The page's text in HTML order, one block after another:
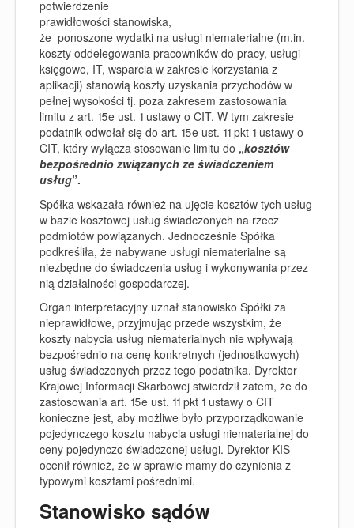
potwierdzenie
prawidłowości stanowiska,
że ponoszone wydatki na usługi niematerialne (m.in.
koszty oddelegowania pracowników do pracy, usługi
księgowe, IT, wsparcia w zakresie korzystania z
aplikacji) stanowią koszty uzyskania przychodów w
pełnej wysokości tj. poza zakresem zastosowania
limitu z art. 15e ust. 1 ustawy o CIT. W tym zakresie
podatnik odwołał się do art. 15e ust. 11 pkt 1 ustawy o
CIT, który wyłącza stosowanie limitu do „kosztów
bezpośrednio związanych ze świadczeniem
usług”.
Spółka wskazała również na ujęcie kosztów tych usług
w bazie kosztowej usług świadczonych na rzecz
podmiotów powiązanych. Jednocześnie Spółka
podkreśliła, że nabywane usługi niematerialne są
niezbędne do świadczenia usług i wykonywania przez
nią działalności gospodarczej.
Organ interpretacyjny uznał stanowisko Spółki za
nieprawidłowe, przyjmując przede wszystkim, że
koszty nabycia usług niematerialnych nie wpływają
bezpośrednio na cenę konkretnych (jednostkowych)
usług świadczonych przez tego podatnika. Dyrektor
Krajowej Informacji Skarbowej stwierdził zatem, że do
zastosowania art. 15e ust. 11 pkt 1 ustawy o CIT
konieczne jest, aby możliwe było przyporządkowanie
pojedynczego kosztu nabycia usługi niematerialnej do
ceny pojedynczo świadczonej usługi. Dyrektor KIS
ocenił również, że w sprawie mamy do czynienia z
typowymi kosztami pośrednimi.
Stanowisko sądów